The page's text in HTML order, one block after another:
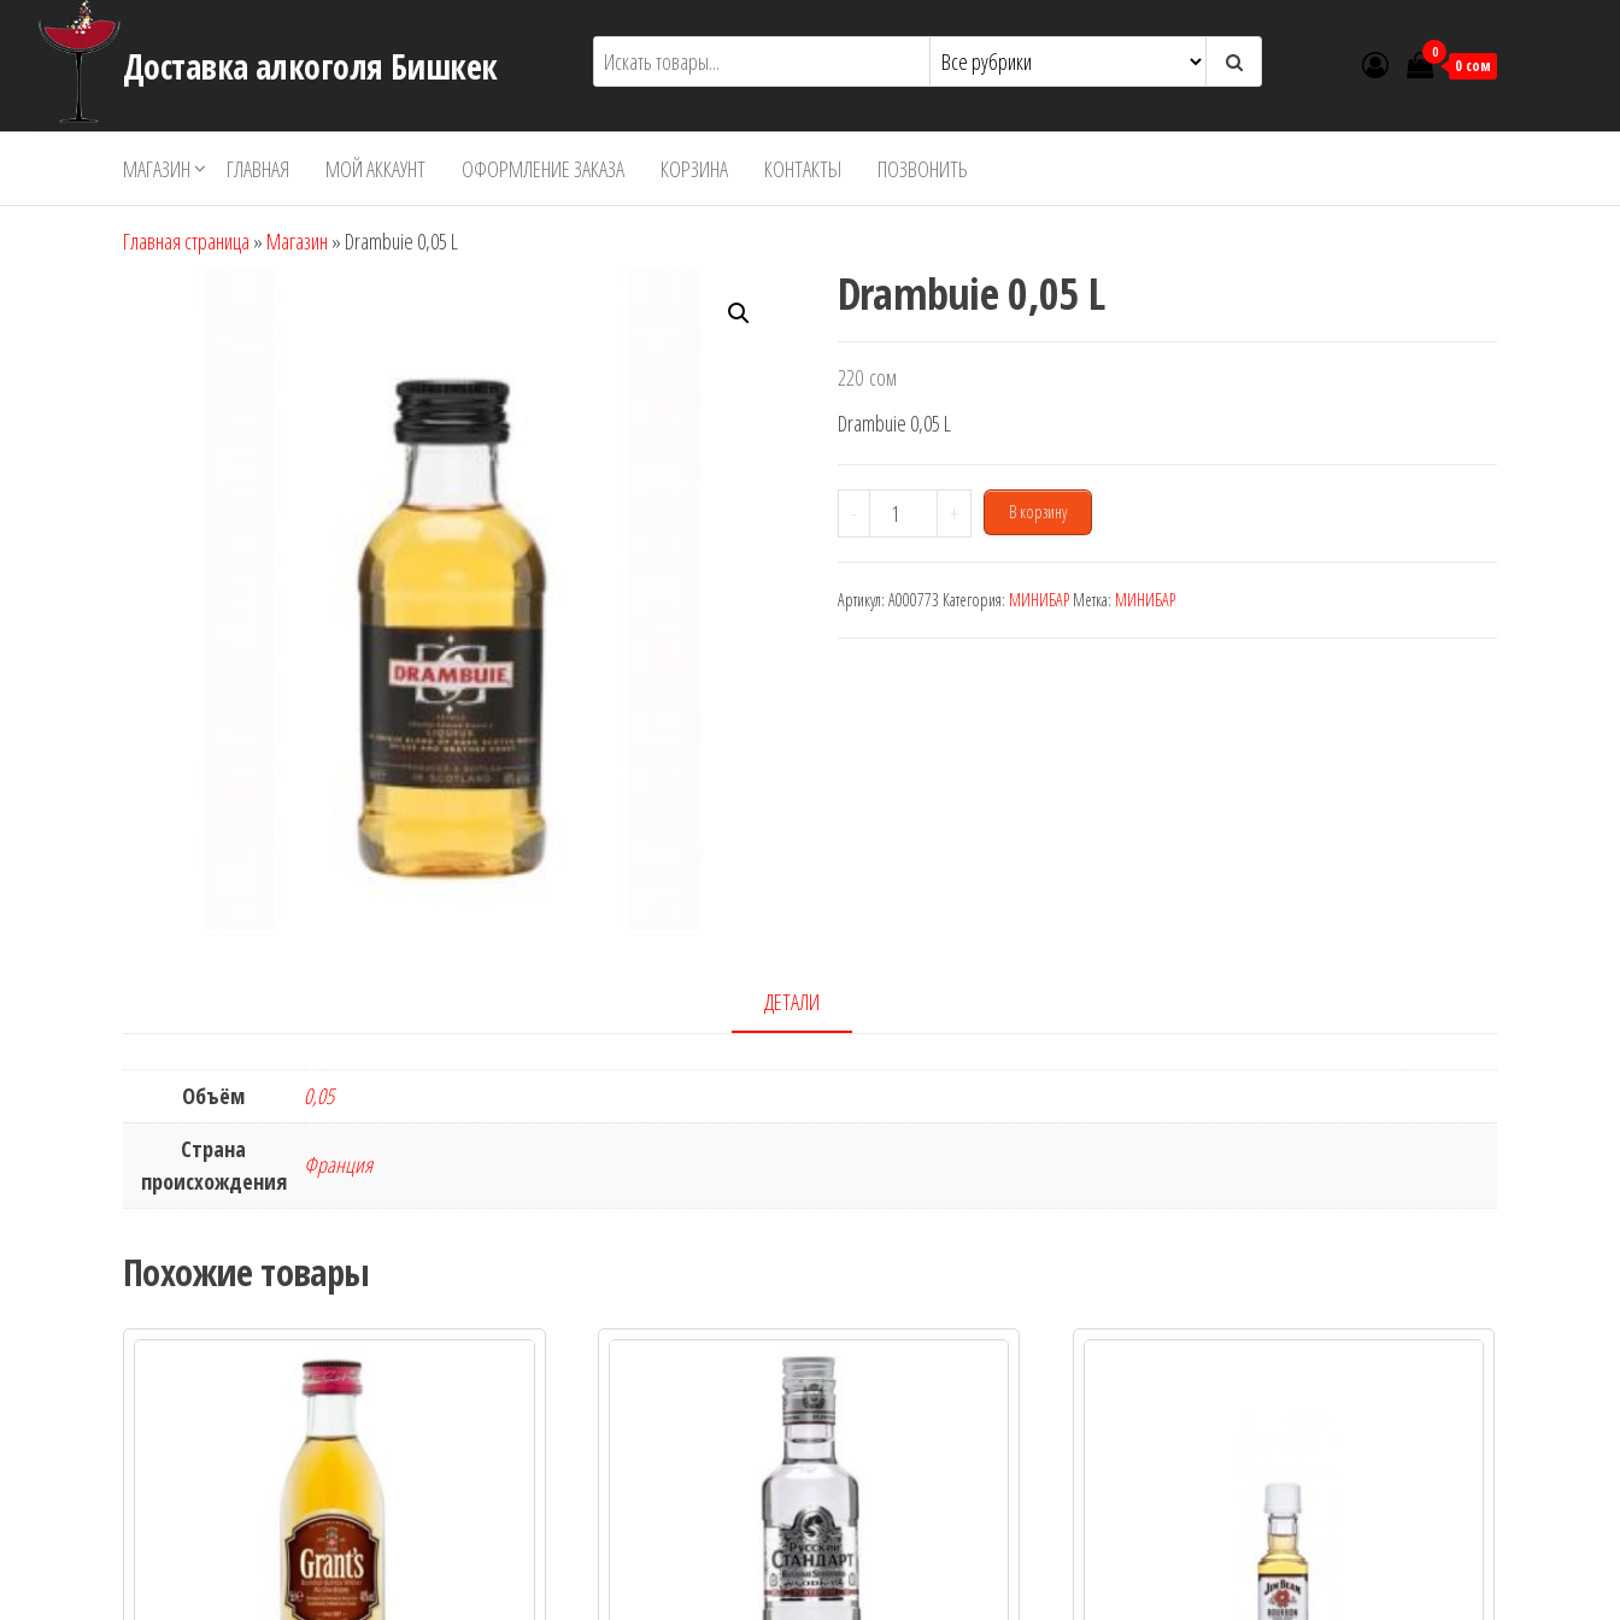
Перейти
Доставка алкоголя Бишкек 0
0 сом
МАГАЗИН ГЛАВНАЯ МОЙ АККАУНТ ОФОРМЛЕНИЕ ЗАКАЗА КОРЗИНА КОНТАКТЫ ПОЗВОНИТЬ
Главная страница » Магазин » Drambuie 0,05 L
Drambuie 0,05 L
220 сом
Drambuie 0,05 L
-
Количество
товара
0,05
+ В корзину
Артикул: A000773 Категория: МИНИБАР Метка: МИНИБАР
ДЕТАЛИ
Объём
0,05
Страна
происхождения
Франция
Похожие товары